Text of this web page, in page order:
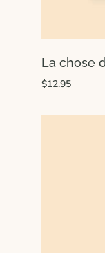
La chose
$12.95